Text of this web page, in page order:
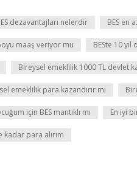
dezavantajları nelerdir BES en
maaş veriyor mu BESte 10
Bireysel emeklilik 1000 TL devlet
emeklilik para kazandırır mı
için BES mantıklı mı En iyi
para alırım